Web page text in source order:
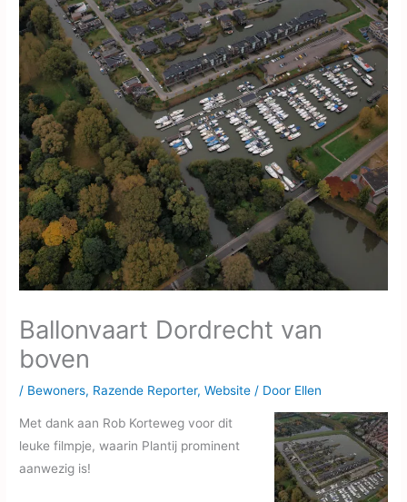
Ballonvaart Dordrecht van
boven
/ Bewoners, Razende Reporter,Website / Door Ellen
Met dank aan Rob Korteweg voor dit
leuke filmpje, waarin Plantij prominent
aanwezig is!